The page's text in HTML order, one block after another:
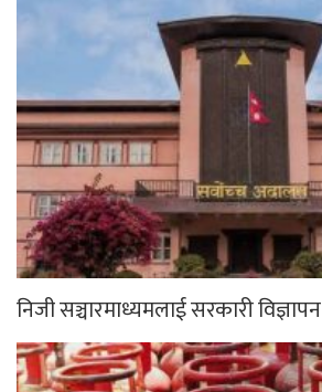
निजी सञ्चारमाध्यमलाई सरकारी विज्ञापन